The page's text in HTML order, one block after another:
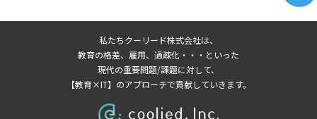
2026年2月の記事一覧(3)
2026年1月の記事一覧(3)
2025年11月の記事一覧(2)
2025年10月の記事一覧(1)
私たちクーリード株式会社は、
教育の格差、雇用、過疎化・・・といった
現代の重要問題/課題に対して、
【教育×IT】のアプローチで貢献していきます。